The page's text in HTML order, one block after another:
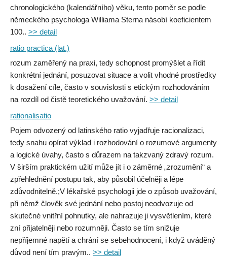
chronologického (kalendářního) věku, tento poměr se podle
německého psychologa Williama Sterna násobí koeficientem
100.. >> detail
ratio practica (lat.)
rozum zaměřený na praxi, tedy schopnost promýšlet a řídit
konkrétní jednání, posuzovat situace a volit vhodné prostředky
k dosažení cíle, často v souvislosti s etickým rozhodováním
na rozdíl od čistě teoretického uvažování. >> detail
rationalisatio
Pojem odvozený od latinského ratio vyjadřuje racionalizaci,
tedy snahu opírat výklad i rozhodování o rozumové argumenty
a logické úvahy, často s důrazem na takzvaný zdravý rozum.
V širším praktickém užití může jít i o záměrné „zrozumění“ a
zpřehlednění postupu tak, aby působil účelněji a lépe
zdůvodnitelně.;V lékařské psychologii jde o způsob uvažování,
při němž člověk své jednání nebo postoj neodvozuje od
skutečné vnitřní pohnutky, ale nahrazuje ji vysvětlením, které
zní přijatelněji nebo rozumněji. Často se tím snižuje
nepříjemné napětí a chrání se sebehodnocení, i když uváděný
důvod není tím pravým.. >> detail